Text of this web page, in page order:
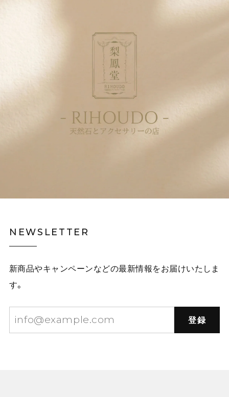
NEWSLETTER
新商品やキャンペーンなどの最新情報をお届けいたしま
す。
登録